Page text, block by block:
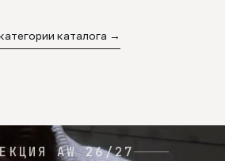
каталога →
AW 26/27